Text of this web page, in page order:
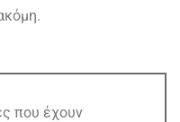
που έχουν